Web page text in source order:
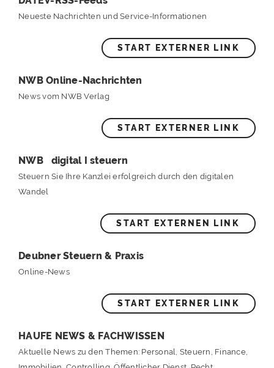
Neueste Nachrichten und Service-Informationen
START EXTERNER LINK
NWB Online-Nachrichten
News vom NWB Verlag
START EXTERNER LINK
NWB digital I steuern
Steuern Sie Ihre Kanzlei erfolgreich durch den digitalen
Wandel
START EXTERNEN LINK
Deubner Steuern & Praxis
Online-News
START EXTERNER LINK
HAUFE NEWS & FACHWISSEN
Aktuelle News zu den Themen: Personal, Steuern, Finance,